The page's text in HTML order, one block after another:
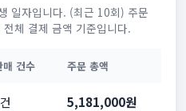
일자입니다. (최근 10회) 주문
체 결제 금액 기준입니다.
매 건수 주문 총액
5,181,000원